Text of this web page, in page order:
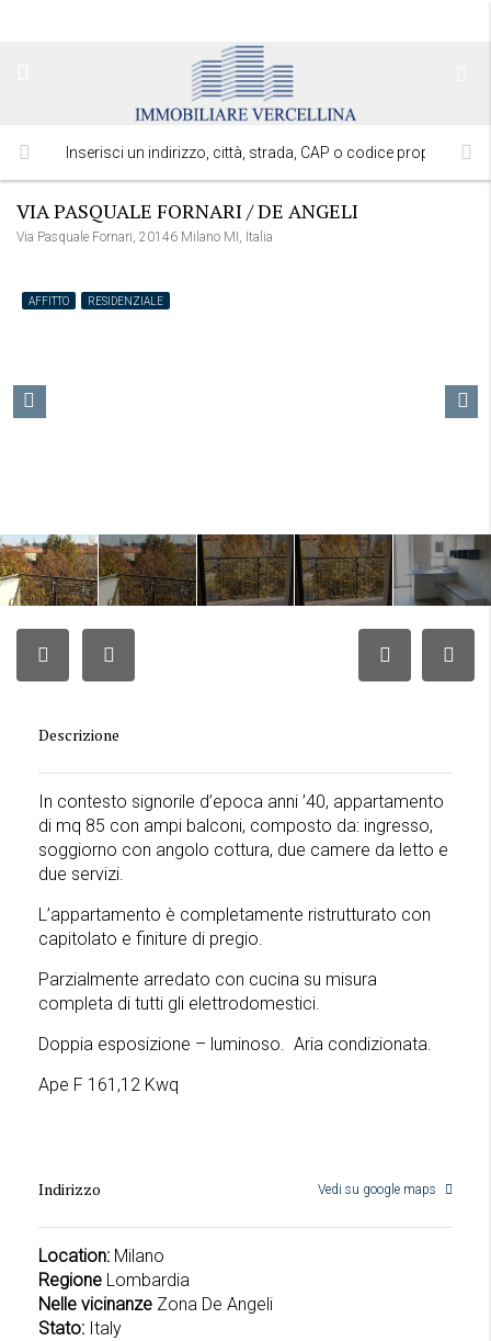
VIA PASQUALE FORNARI / DE ANGELI
Via Pasquale Fornari, 20146 Milano MI, Italia
AFFITTO RESIDENZIALE
Descrizione
In contesto signorile d’epoca anni ’40, appartamento
di mq 85 con ampi balconi, composto da: ingresso,
soggiorno con angolo cottura, due camere da letto e
due servizi.
L’appartamento è completamente ristrutturato con
capitolato e finiture di pregio.
Parzialmente arredato con cucina su misura
completa di tutti gli elettrodomestici.
Doppia esposizione – luminoso. Aria condizionata.
Ape F 161,12 Kwq
Indirizzo Vedi su google maps
Location: Milano
Regione Lombardia
Nelle vicinanze Zona De Angeli
Stato: Italy